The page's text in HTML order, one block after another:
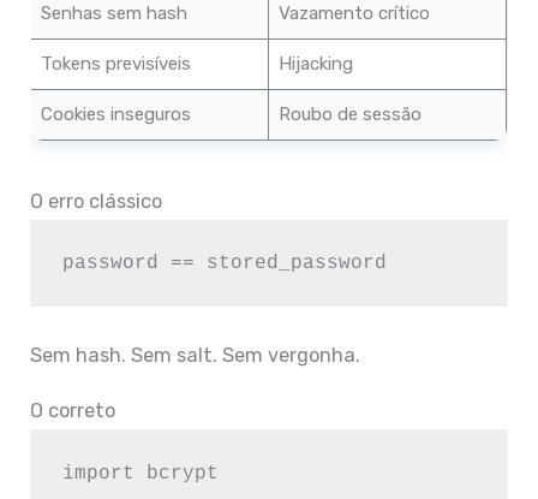
Senhas sem hash Vazamento crítico
Tokens previsíveis Hijacking
Cookies inseguros Roubo de sessão
O erro clássico
Sem hash. Sem salt. Sem vergonha.
O correto
import bcrypt